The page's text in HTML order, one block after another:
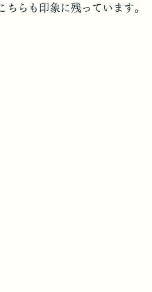
ちらも印象に残っています。